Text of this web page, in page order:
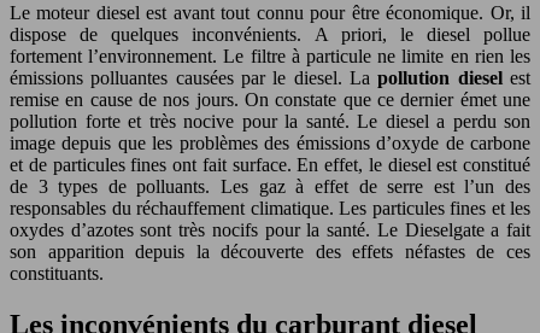
Le moteur diesel est avant tout connu pour être économique. Or, il
dispose de quelques inconvénients. A priori, le diesel pollue
fortement l’environnement. Le filtre à particule ne limite en rien les
émissions polluantes causées par le diesel. Lapollution dieselest
remise en cause de nos jours. On constate que ce dernier émet une
pollution forte et très nocive pour la santé. Le diesel a perdu son
image depuis que les problèmes des émissions d’oxyde de carbone
et de particules fines ont fait surface. En effet, le diesel est constitué
de 3 types de polluants. Les gaz à effet de serre est l’un des
responsables du réchauffement climatique. Les particules fines et les
oxydes d’azotes sont très nocifs pour la santé. Le Dieselgate a fait
son apparition depuis la découverte des effets néfastes de ces
constituants.
Les inconvénients du carburant diesel